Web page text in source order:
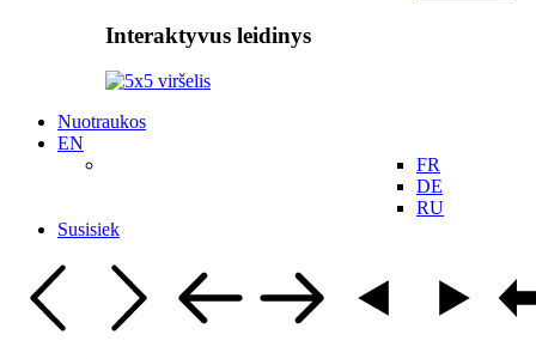
Interaktyvus leidinys
Nuotraukos
EN
FR
DE
RU
Susisiek